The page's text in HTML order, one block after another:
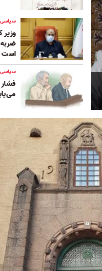
وزیر
ضربه
است